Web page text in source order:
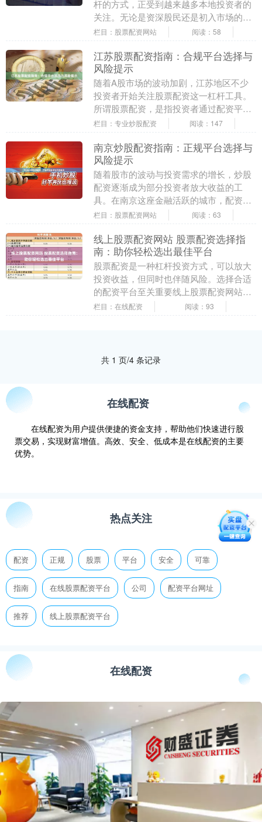
杆的方式，正受到越来越多本地投资者的
关注。无论是资深股民还是初入市场的新
手，了解如何选择合规平台、规避潜在风
栏目：股票配资网站 阅读：58
江苏股票配资指南：合规平台选择与
风险提示
随着A股市场的波动加剧，江苏地区不少
投资者开始关注股票配资这一杠杆工具。
所谓股票配资，是指投资者通过配资平台
获得资金放大，以较小的本金撬动更大的
栏目：专业炒股配资 阅读：147
南京炒股配资指南：正规平台选择与
风险提示
随着股市的波动与投资需求的增长，炒股
配资逐渐成为部分投资者放大收益的工
具。在南京这座金融活跃的城市，配资市
场同样存在选择多样、信息混杂的特点。
栏目：股票配资网站 阅读：63
线上股票配资网站 股票配资选择指
南：助你轻松选出最佳平台
股票配资是一种杠杆投资方式，可以放大
投资收益，但同时也伴随风险。选择合适
的配资平台至关重要线上股票配资网站，
以下指南将帮助你轻松选出最佳平台： 运
栏目：在线配资 阅读：93
共 1 页/4 条记录
在线配资
在线配资为用户提供便捷的资金支持，帮助他们快速进行股
票交易，实现财富增值。高效、安全、低成本是在线配资的主要
优势。
热点关注
配资 正规 股票 平台 安全 可靠
指南 在线股票配资平台 公司 配资平台网址
推荐 线上股票配资平台
在线配资